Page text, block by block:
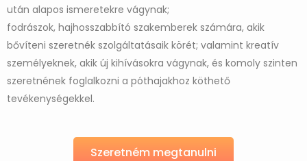
után alapos ismeretekre vágynak;
fodrászok, hajhosszabbító szakemberek számára, akik
bővíteni szeretnék szolgáltatásaik körét; valamint kreatív
személyeknek, akik új kihívásokra vágynak, és komoly szinten
szeretnének foglalkozni a póthajakhoz köthető
tevékenységekkel.
Szeretném megtanulni